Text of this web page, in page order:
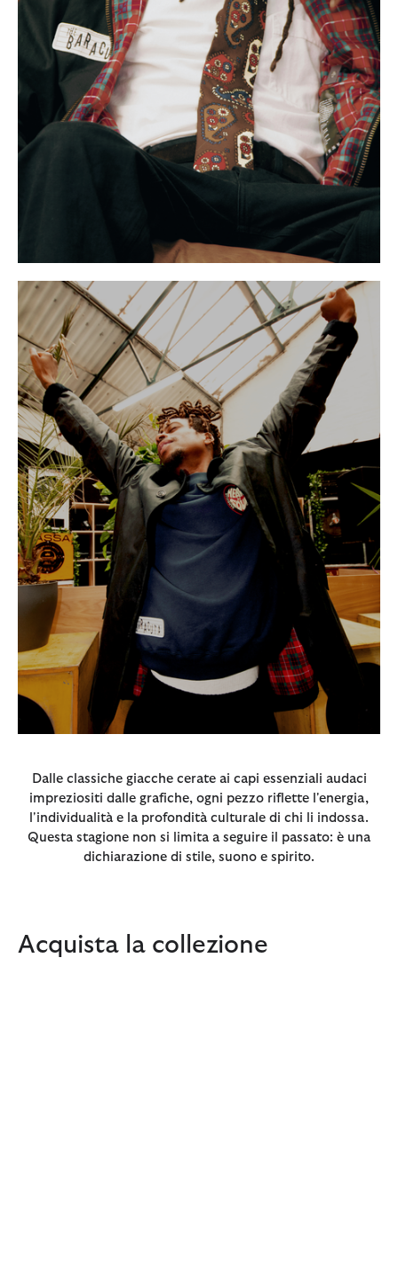
Dalle classiche giacche cerate ai capi essenziali audaci
impreziositi dalle grafiche, ogni pezzo riflette l'energia,
l'individualità e la profondità culturale di chi li indossa.
Questa stagione non si limita a seguire il passato: è una
dichiarazione di stile, suono e spirito.
Acquista la collezione